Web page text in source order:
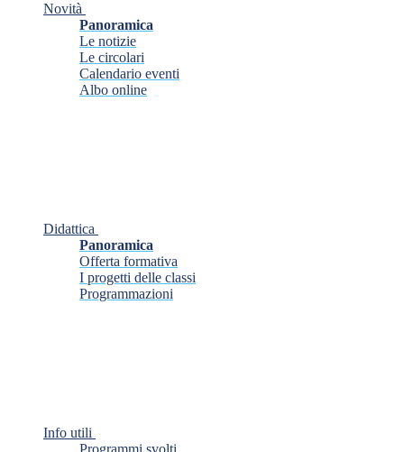
Novità
Panoramica
Le notizie
Le circolari
Calendario eventi
Albo online
Didattica
Panoramica
Offerta formativa
I progetti delle classi
Programmazioni
Info utili